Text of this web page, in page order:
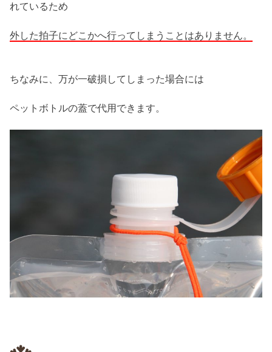
れているため
外した拍子にどこかへ行ってしまうことはありません。
ちなみに、万が一破損してしまった場合には
ペットボトルの蓋で代用できます。